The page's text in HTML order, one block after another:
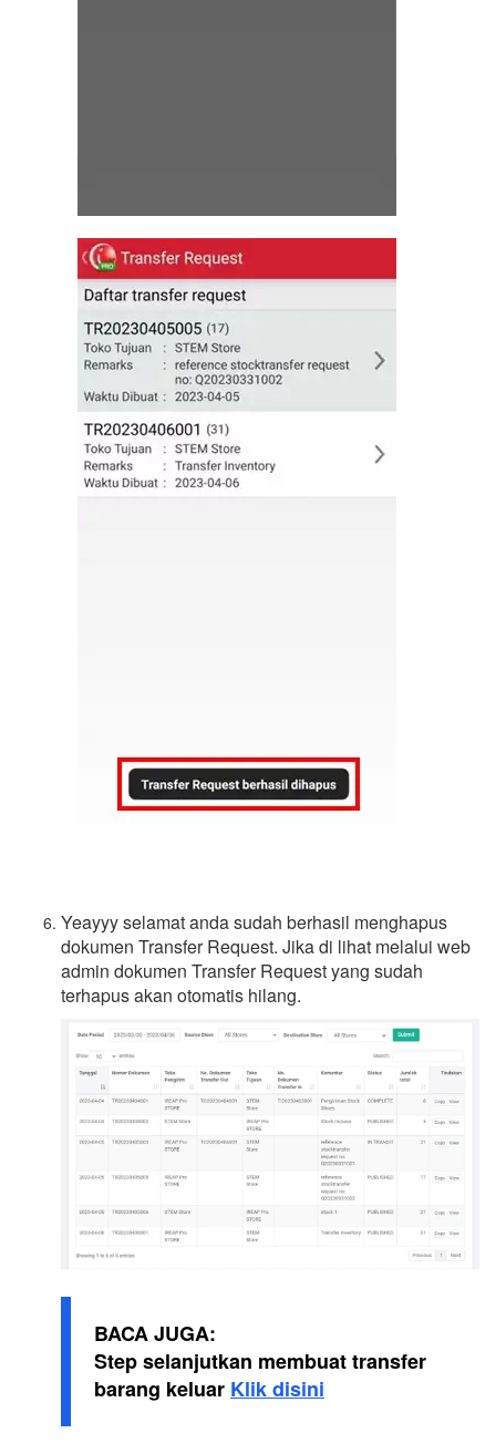
Yeayyy selamat anda sudah berhasil menghapus
dokumen Transfer Request. Jika di lihat melalui web
admin dokumen Transfer Request yang sudah
terhapus akan otomatis hilang.
BACA JUGA:
Step selanjutkan membuat transfer
barang keluar Klik disini